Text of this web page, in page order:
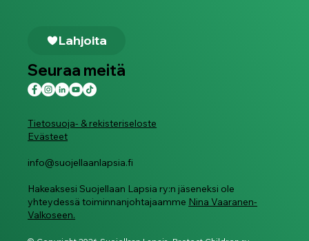
Tietosuoja- & rekisteriseloste
Evästeet
info@suojellaanlapsia.fi
Hakeaksesi Suojellaan Lapsia ry:n jäseneksi ole
yhteydessä toiminnanjohtajaamme Nina Vaaranen-
Valkoseen.
Lahjoita
Seuraa meitä